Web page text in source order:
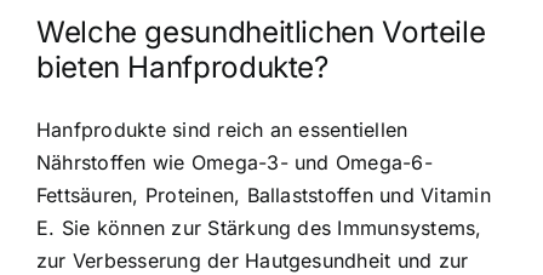
Welche gesundheitlichen Vorteile
bieten Hanfprodukte?
Hanfprodukte sind reich an essentiellen
Nährstoffen wie Omega-3- und Omega-6-
Fettsäuren, Proteinen, Ballaststoffen und Vitamin
E. Sie können zur Stärkung des Immunsystems,
zur Verbesserung der Hautgesundheit und zur